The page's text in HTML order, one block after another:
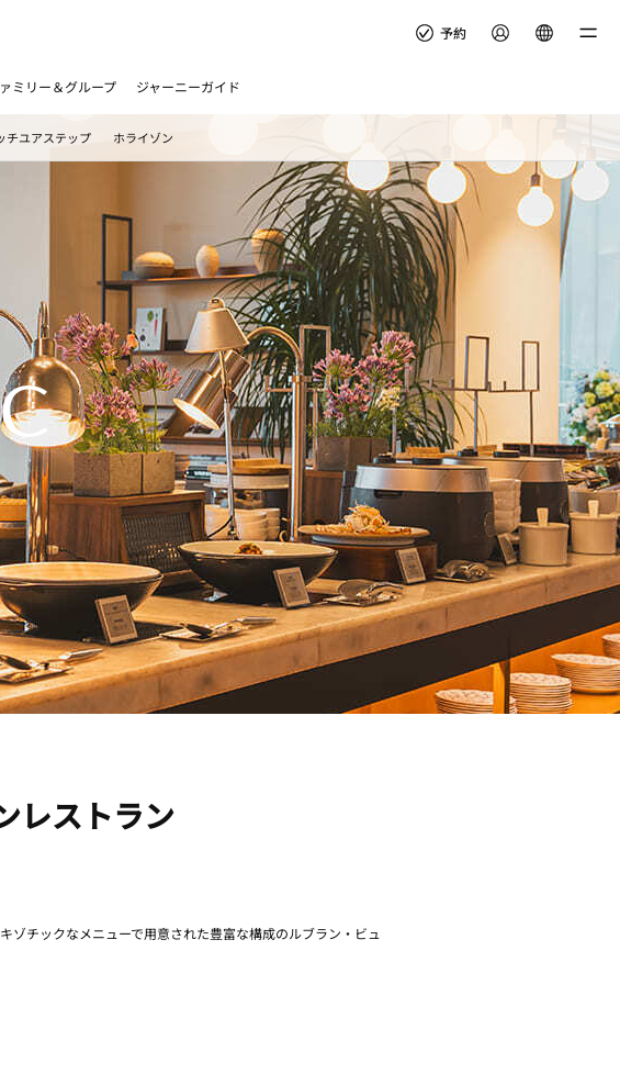
予約
ミリー＆グループ ジャーニーガイド
チユアステップ ホライゾン
レストラン
ゾチックなメニューで用意された豊富な構成のルブラン・ビュ